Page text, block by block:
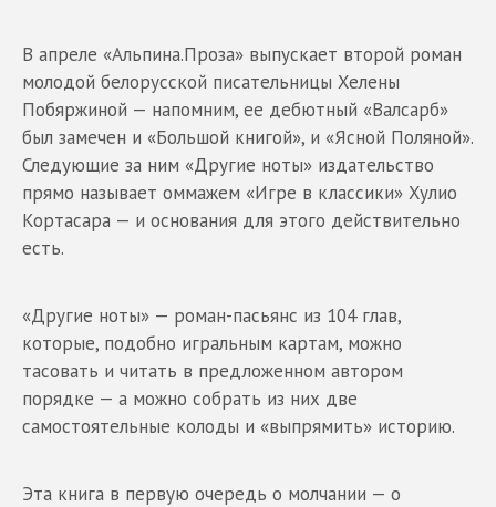
В апреле «Альпина.Проза» выпускает второй роман
молодой белорусской писательницы Хелены
Побяржиной — напомним, ее дебютный «Валсарб»
был замечен и «Большой книгой», и «Ясной Поляной».
Следующие за ним «Другие ноты» издательство
прямо называет оммажем «Игре в классики» Хулио
Кортасара — и основания для этого действительно
есть.
«Другие ноты» — роман-пасьянс из 104 глав,
которые, подобно игральным картам, можно
тасовать и читать в предложенном автором
порядке — а можно собрать из них две
самостоятельные колоды и «выпрямить» историю.
Эта книга в первую очередь о молчании — о